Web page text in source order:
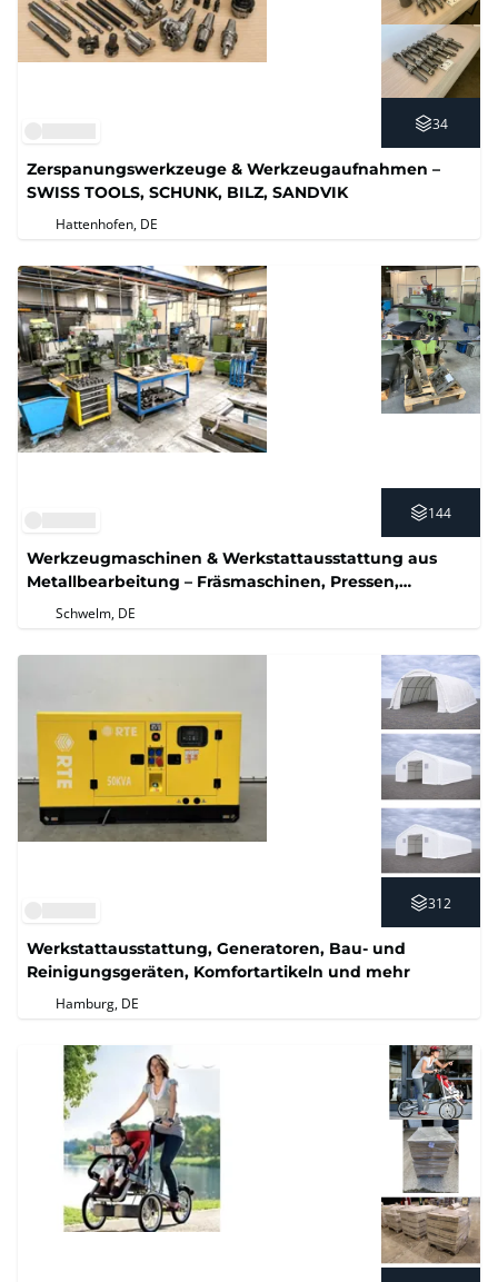
34
Zerspanungswerkzeuge & Werkzeugaufnahmen –
SWISS TOOLS, SCHUNK, BILZ, SANDVIK
Hattenhofen, DE
144
Werkzeugmaschinen & Werkstattausstattung aus
Metallbearbeitung – Fräsmaschinen, Pressen,
Prüftechnik
Schwelm, DE
312
Werkstattausstattung, Generatoren, Bau- und
Reinigungsgeräten, Komfortartikeln und mehr
Hamburg, DE